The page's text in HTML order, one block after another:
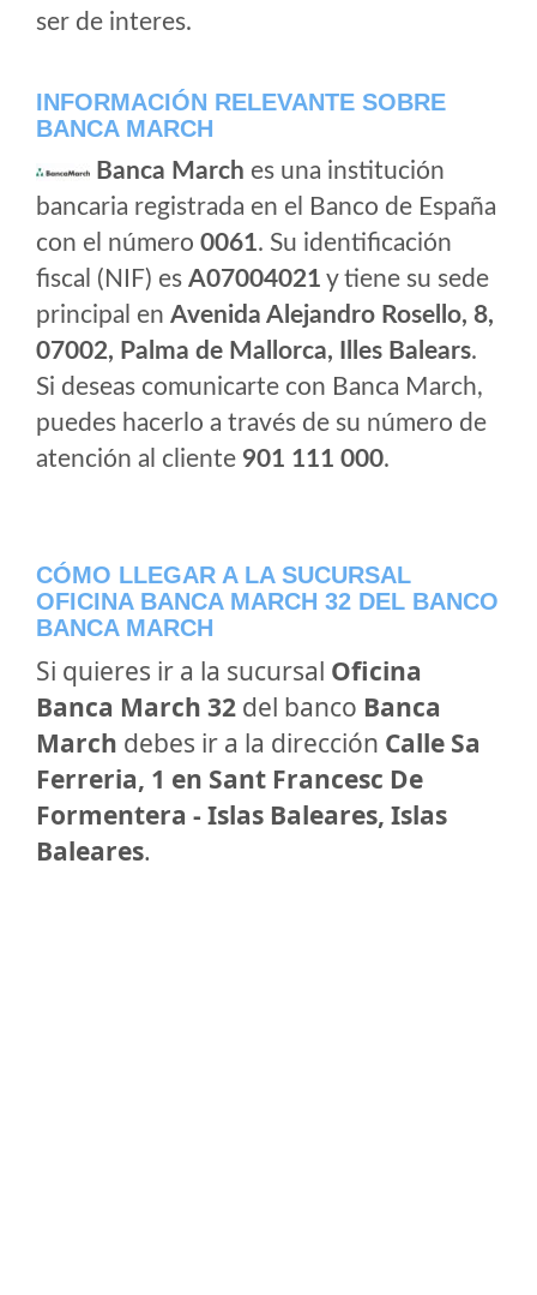
ser de interes.
INFORMACIÓN RELEVANTE SOBRE
BANCA MARCH
Banca March es una institución
bancaria registrada en el Banco de España
con el número 0061. Su identificación
fiscal (NIF) es A07004021 y tiene su sede
principal en Avenida Alejandro Rosello, 8,
07002, Palma de Mallorca, Illes Balears.
Si deseas comunicarte con Banca March,
puedes hacerlo a través de su número de
atención al cliente 901 111 000.
CÓMO LLEGAR A LA SUCURSAL
OFICINA BANCA MARCH 32 DEL BANCO
BANCA MARCH
Si quieres ir a la sucursal Oficina
Banca March 32 del banco Banca
March debes ir a la dirección Calle Sa
Ferreria, 1 en Sant Francesc De
Formentera - Islas Baleares, Islas
Baleares.